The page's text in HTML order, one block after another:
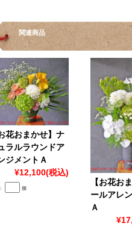
関連商品
花おまかせ】ナ
ラルラウンドア
ジメントＡ
¥12,100(税込)
個
【お花お
ールアレ
Ａ